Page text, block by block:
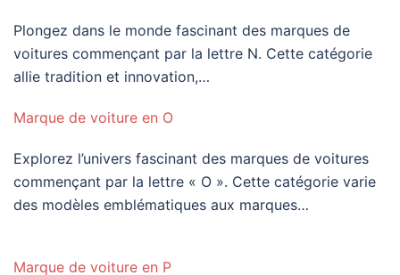
Plongez dans le monde fascinant des marques de
voitures commençant par la lettre N. Cette catégorie
allie tradition et innovation,…
Marque de voiture en O
Explorez l’univers fascinant des marques de voitures
commençant par la lettre « O ». Cette catégorie varie
des modèles emblématiques aux marques…
Marque de voiture en P